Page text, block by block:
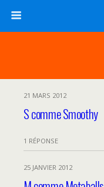
21 MARS 2012
S comme Smoothy
1 RÉPONSE
25 JANVIER 2012